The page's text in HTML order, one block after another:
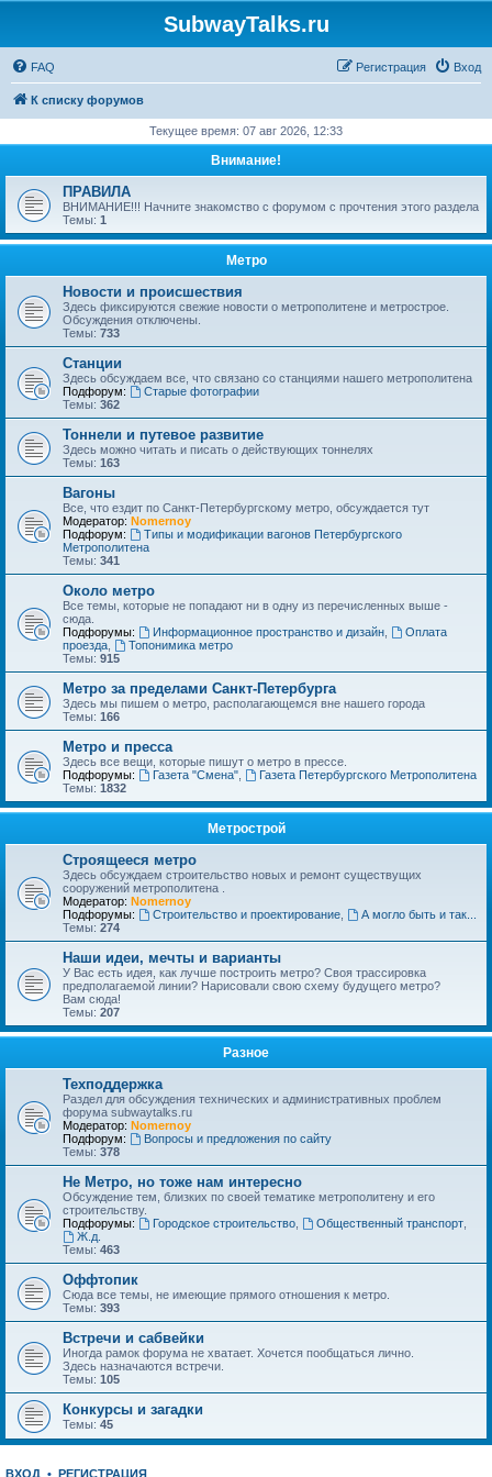
SubwayTalks.ru
FAQ Вход
Регистрация
К списку форумов
Текущее время: 07 авг 2026, 12:33
Внимание!
ПРАВИЛА
ВНИМАНИЕ!!! Начните знакомство с форумом с прочтения этого раздела
Темы: 1
Метро
Новости и происшествия
Здесь фиксируются свежие новости о метрополитене и метрострое.
Обсуждения отключены.
Темы: 733
Станции
Здесь обсуждаем все, что связано со станциями нашего метрополитена
Подфорум:
Старые фотографии
Темы: 362
Тоннели и путевое развитие
Здесь можно читать и писать о действующих тоннелях
Темы: 163
Вагоны
Все, что ездит по Санкт-Петербургскому метро, обсуждается тут
Модератор: Nomernoy
Подфорум:
Типы и модификации вагонов Петербургского
Метрополитена
Темы: 341
Около метро
Все темы, которые не попадают ни в одну из перечисленных выше -
сюда.
Подфорумы:
Информационное пространство и дизайн,
Оплата
проезда
Топонимика метро
Темы: 915
Метро за пределами Санкт-Петербурга
Здесь мы пишем о метро, располагающемся вне нашего города
Темы: 166
Метро и пресса
Здесь все вещи, которые пишут о метро в прессе.
Подфорумы:
Газета "Смена",
Газета Петербургского Метрополитена
Темы: 1832
Метрострой
Строящееся метро
Здесь обсуждаем строительство новых и ремонт существущих
сооружений метрополитена .
Модератор: Nomernoy
Подфорумы:
Строительство и проектирование,
А могло быть и так...
Темы: 274
Наши идеи, мечты и варианты
У Вас есть идея, как лучше построить метро? Своя трассировка
предполагаемой линии? Нарисовали свою схему будущего метро?
Вам сюда!
Темы: 207
Разное
Техподдержка
Раздел для обсуждения технических и административных проблем
форума subwaytalks.ru
Модератор: Nomernoy
Подфорум:
Вопросы и предложения по сайту
Темы: 378
Не Метро, но тоже нам интересно
Обсуждение тем, близких по своей тематике метрополитену и его
строительству.
Подфорумы:
Городское строительство, Общественный транспорт,
Ж.д.
Темы: 463
Оффтопик
Сюда все темы, не имеющие прямого отношения к метро.
Темы: 393
Встречи и сабвейки
Иногда рамок форума не хватает. Хочется пообщаться лично.
Здесь назначаются встречи.
Темы: 105
Конкурсы и загадки
Темы: 45
ВХОД • РЕГИСТРАЦИЯ